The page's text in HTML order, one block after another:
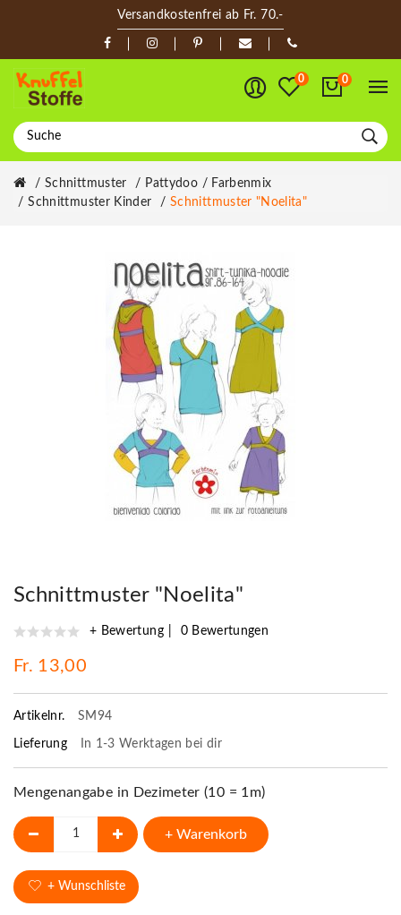
Versandkostenfrei ab Fr. 70.-
0 0
Schnittmuster
Pattydoo / Farbenmix
Schnittmuster Kinder
Schnittmuster "Noelita"
Schnittmuster "Noelita"
+ Bewertung 0 Bewertungen
Fr. 13,00
Artikelnr. SM94
Lieferung In 1-3 Werktagen bei dir
Mengenangabe in Dezimeter (10 = 1m)
+ Warenkorb
+ Wunschliste